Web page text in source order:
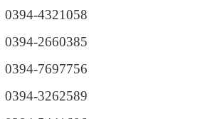
4321058
2660385
0394-7697756
3262589